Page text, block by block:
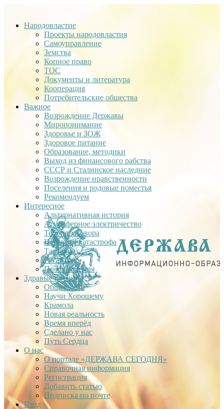
Народовластие
Проекты народовластия
Самоуправление
Земства
Копное право
ТОС
Документы и литература
Кооперация
Потребительские общества
Важное
Возрождение Державы
Миропонимание
Здоровье и ЗОЖ
Здоровое питание
Образование, методики
Выход из финансового рабства
СССР и Сталинское наследние
Возрождение нравственности
Поселения и родовые поместья
Рекомендуем
Интересное
Альтернативная история
Атмосферное электричество
Теория заговора
Недавняя катастрофа
Тартария
Гиганты
Плоская Земля
Здравые проекты
Общее дело
Научи Хорошему
Крамола
Новая реальность
Время вперёд
Сделано у нас
Путь Сердца
О нас
О портале «ДЕРЖАВА СЕГОДНЯ»
Справочная информация
Регистрация
Добавить статью
Подписка по почте
Вход